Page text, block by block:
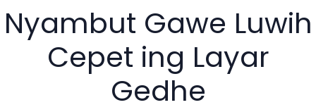
Nyambut Gawe Luwih
Cepet ing Layar
Gedhe